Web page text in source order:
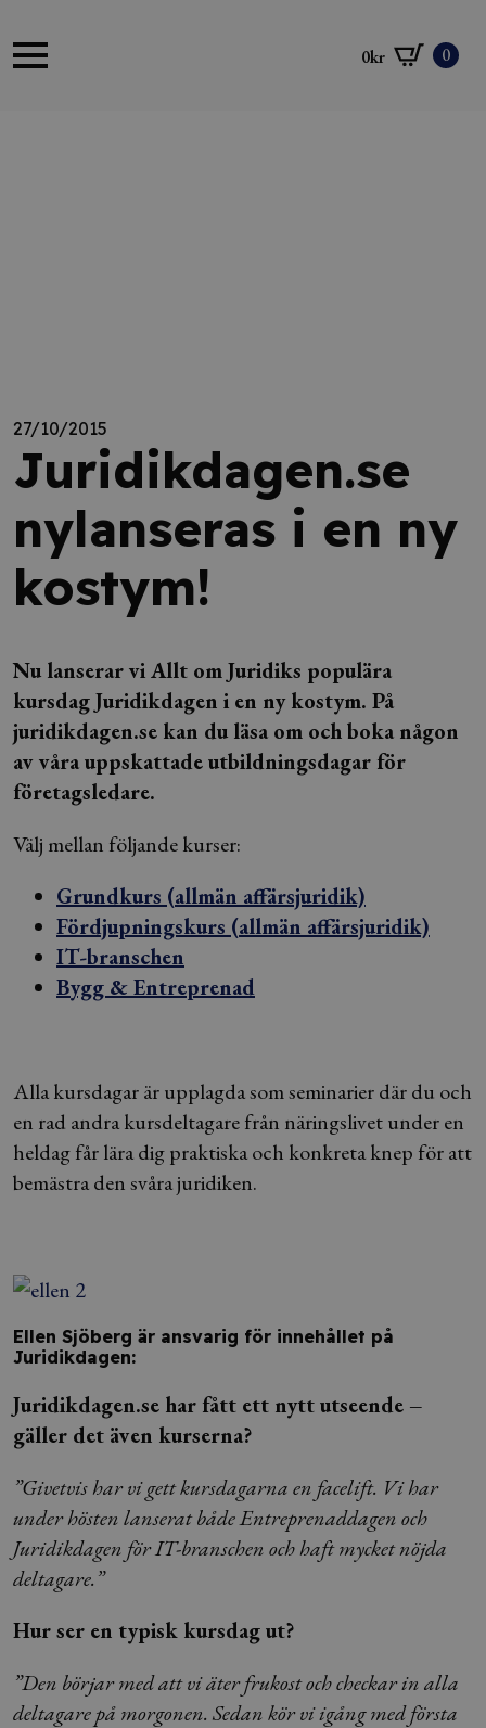
0kr 0
27/10/2015
Juridikdagen.se
nylanseras i en ny
kostym!
Nu lanserar vi Allt om Juridiks populära
kursdag Juridikdagen i en ny kostym. På
juridikdagen.se kan du läsa om och boka någon
av våra uppskattade utbildningsdagar för
företagsledare.
Välj mellan följande kurser:
Grundkurs (allmän affärsjuridik)
Fördjupningskurs (allmän affärsjuridik)
IT-branschen
Bygg & Entreprenad
Alla kursdagar är upplagda som seminarier där du och
en rad andra kursdeltagare från näringslivet under en
heldag får lära dig praktiska och konkreta knep för att
bemästra den svåra juridiken.
Ellen Sjöberg är ansvarig för innehållet på
Juridikdagen:
Juridikdagen.se har fått ett nytt utseende –
gäller det även kurserna?
”Givetvis har vi gett kursdagarna en facelift. Vi har
under hösten lanserat både Entreprenaddagen och
Juridikdagen för IT-branschen och haft mycket nöjda
deltagare.”
Hur ser en typisk kursdag ut?
”Den börjar med att vi äter frukost och checkar in alla
deltagare på morgonen. Sedan kör vi igång med första